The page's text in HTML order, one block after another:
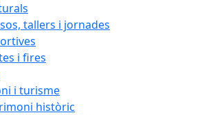
tallers i jornades
i fires
i turisme
històric